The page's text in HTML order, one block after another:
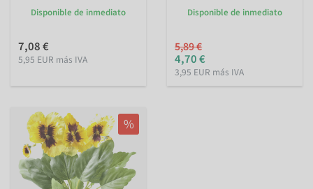
Disponible de inmediato
7,08 €
5,95 EUR más IVA
Disponible de inmediato
5,89 €
4,70 €
3,95 EUR más IVA
%